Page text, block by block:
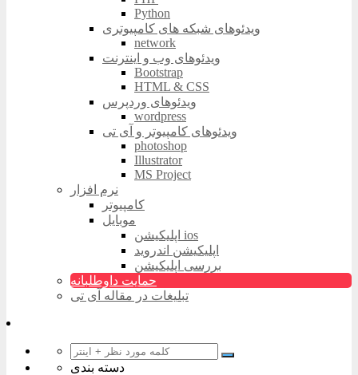
Python
ویدئوهای شبکه های کامپیوتری
network
ویدئوهای وب و اینترنت
Bootstrap
HTML & CSS
ویدئوهای وردپرس
wordpress
ویدئوهای کامپیوتر و آی تی
photoshop
Illustrator
MS Project
نرم افزار
کامپیوتر
موبایل
اپلیکیشن ios
اپلیکیشن اندروید
بررسی اپلیکیشن
حمایت داوطلبانه
تبلیغات در مقاله آی تی
دسته بندی